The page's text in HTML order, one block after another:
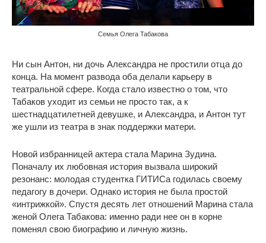
Семья Олега Табакова
Ни сын Антон, ни дочь Александра не простили отца до
конца. На момент развода оба делали карьеру в
театральной сфере. Когда стало известно о том, что
Табаков уходит из семьи не просто так, а к
шестнадцатилетней девушке, и Александра, и Антон тут
же ушли из театра в знак поддержки матери.
Новой избранницей актера стала Марина Зудина.
Поначалу их любовная история вызвала широкий
резонанс: молодая студентка ГИТИСа годилась своему
педагогу в дочери. Однако история не была простой
«интрижкой». Спустя десять лет отношений Марина стала
женой Олега Табакова: именно ради нее он в корне
поменял свою биографию и личную жизнь.